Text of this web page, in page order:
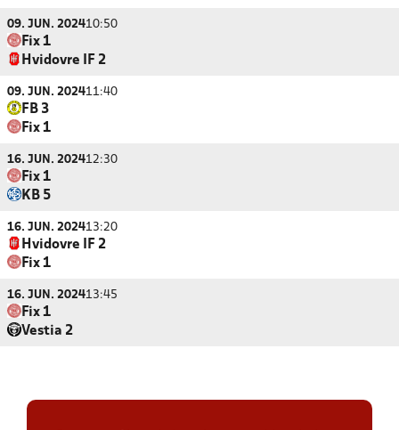
09. JUN. 202410:50
Fix 1
Hvidovre IF 2
09. JUN. 202411:40
FB 3
Fix 1
16. JUN. 202412:30
Fix 1
KB 5
16. JUN. 202413:20
Hvidovre IF 2
Fix 1
16. JUN. 202413:45
Fix 1
Vestia 2